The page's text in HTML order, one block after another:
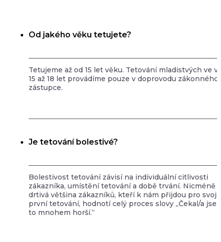
Od jakého věku tetujete?
Tetujeme až od 15 let věku. Tetování mladistvých ve
15 až 18 let provádíme pouze v doprovodu zákonného
zástupce.
Je tetování bolestivé?
Bolestivost tetování závisí na individuální citlivosti
zákazníka, umístění tetování a době trvání. Nicméně
drtivá většina zákazníků, kteří k nám přijdou pro svoje
první tetování, hodnotí celý proces slovy „Čekal/a
to mnohem horší.“